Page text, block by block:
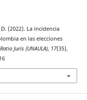
(2022). La incidencia
en las elecciones
Ratio Juris (UNAULA), 17(35),